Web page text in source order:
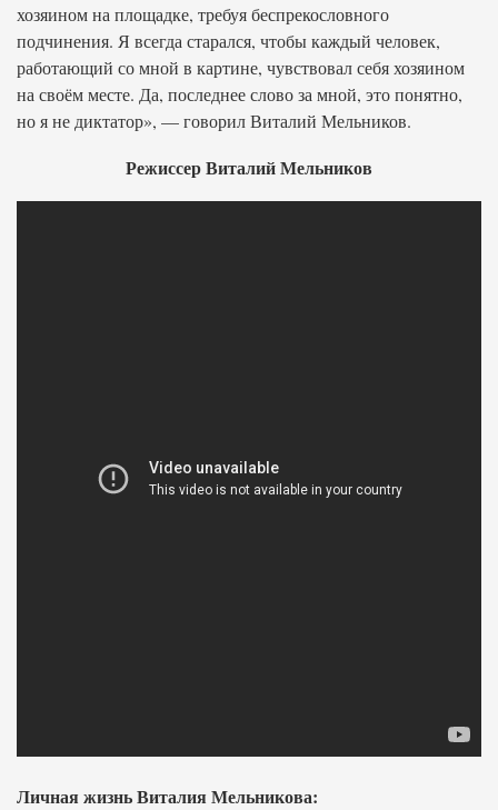
хозяином на площадке, требуя беспрекословного
подчинения. Я всегда старался, чтобы каждый человек,
работающий со мной в картине, чувствовал себя хозяином
на своём месте. Да, последнее слово за мной, это понятно,
но я не диктатор», — говорил Виталий Мельников.
Режиссер Виталий Мельников
Личная жизнь Виталия Мельникова: